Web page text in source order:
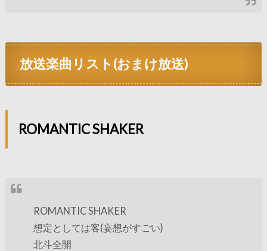
放送楽曲リスト(おまけ放送)
ROMANTIC SHAKER
ROMANTIC SHAKER
想定としては客(妄想がすごい)
北斗全開